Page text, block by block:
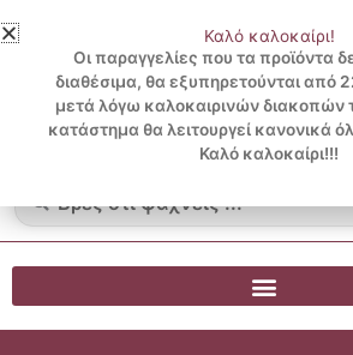
στο
περιεχόμενο
3 ΔΟΣΕΙΣ ΧΩΡΙΣ ΠΙΣΤΩΤΙΚΗ
...
Λογαριασμός
Blog
Καλό καλοκαίρι!
Οι παραγγελίες που τα προϊόντα
διαθέσιμα, θα εξυπηρετούνται από
μετά λόγω καλοκαιρινών διακοπών
κατάστημα θα λειτουργεί κανονικά
Καλό καλοκαίρι!!!